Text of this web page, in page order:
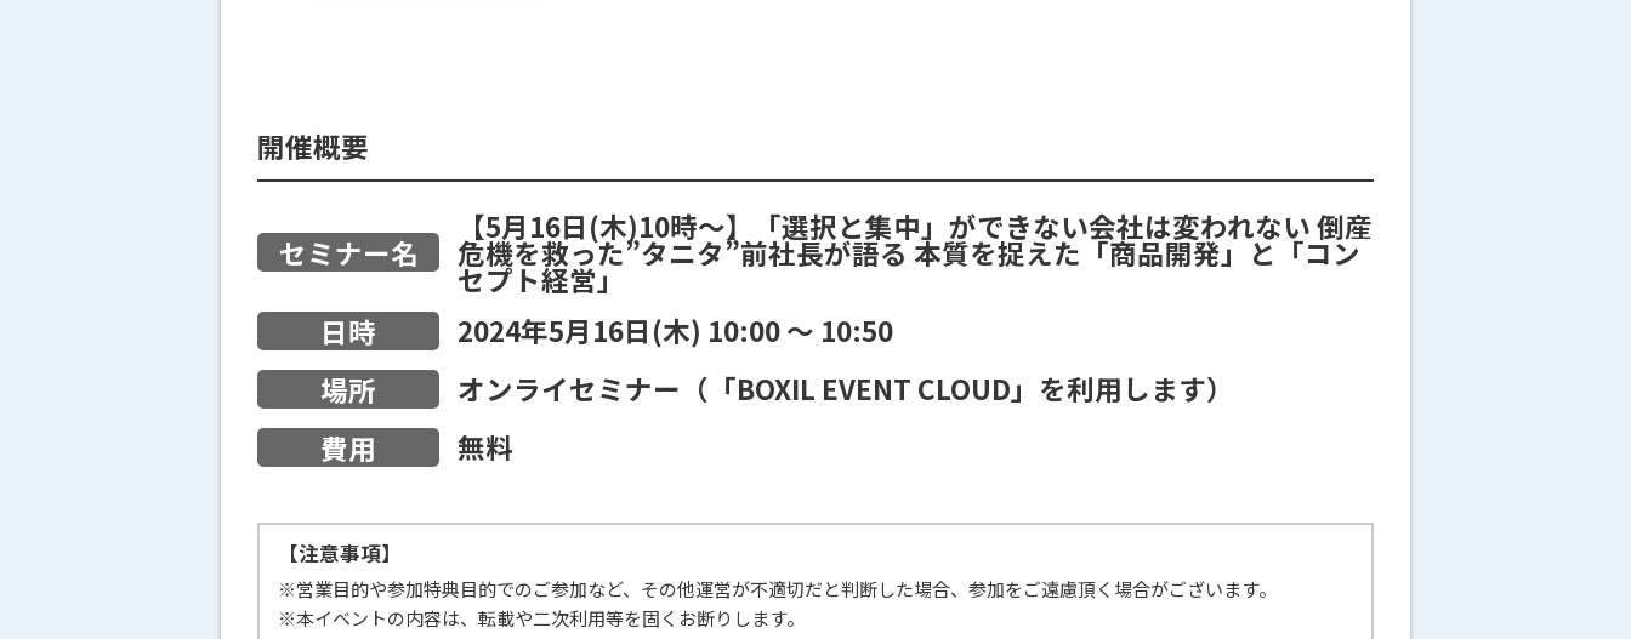
開催概要
セミナー名
【5月16日(木)10時～】「選択と集中」ができない会社は変われない 倒産
危機を救った”タニタ”前社長が語る 本質を捉えた「商品開発」と「コン
セプト経営」
日時
2024年5月16日(木) 10:00〜 10:50
場所
オンライセミナー（「BOXIL EVENT CLOUD」を利用します）
費用
無料
【注意事項】
※営業目的や参加特典目的でのご参加など、その他運営が不適切だと判断した場合、参加をご遠慮頂く場合がございます。
※本イベントの内容は、転載や二次利用等を固くお断りします。